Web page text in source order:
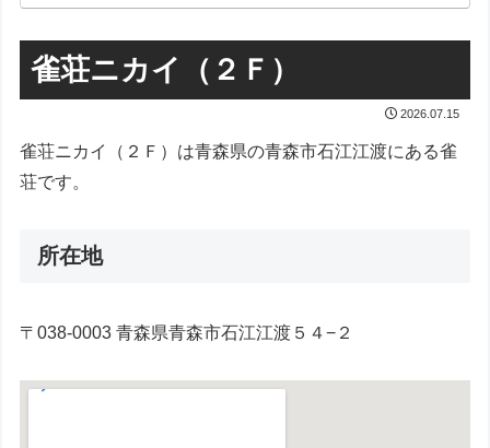
雀荘ニカイ（２Ｆ）
2026.07.15
雀荘ニカイ（２Ｆ）は青森県の青森市石江江渡にある雀
荘です。
所在地
〒038-0003 青森県青森市石江江渡５４−２